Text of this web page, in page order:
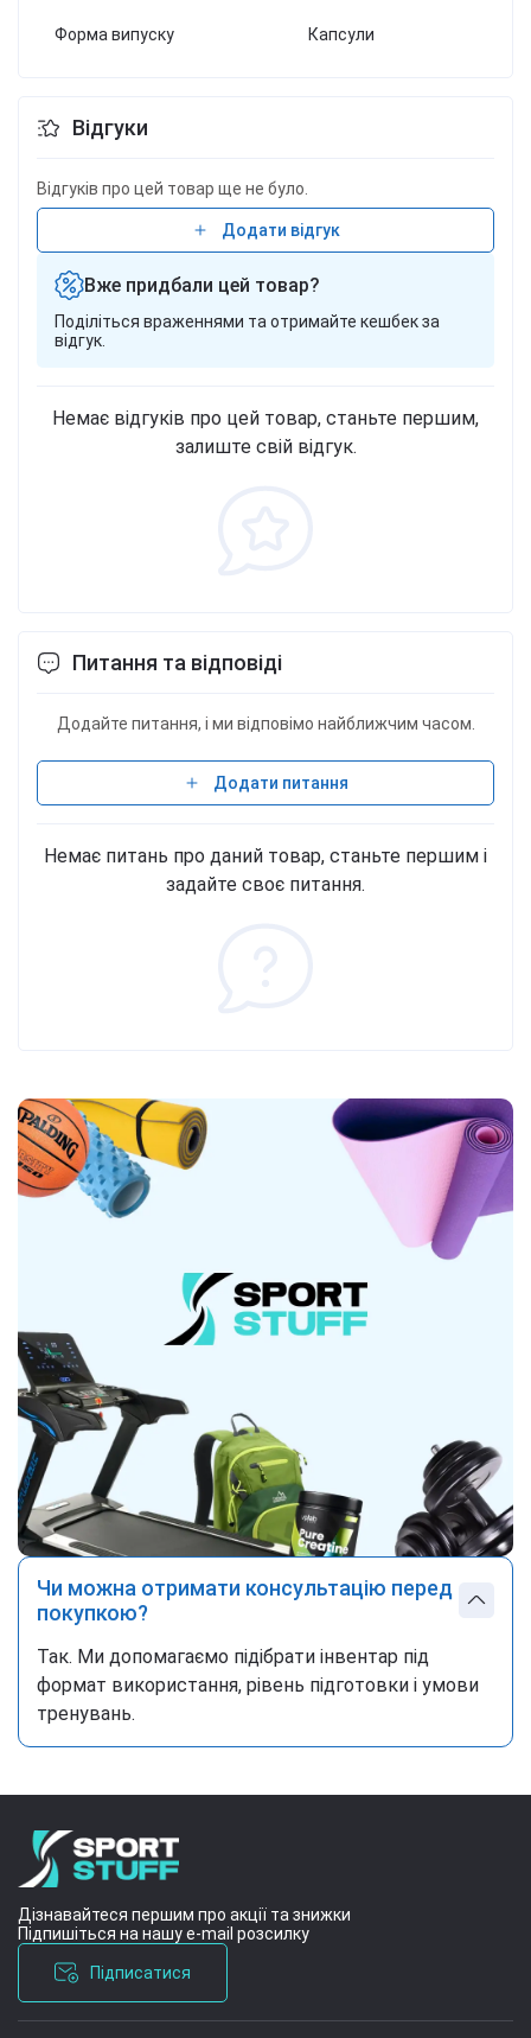
Форма випуску Капсули
Відгуки
Відгуків про цей товар ще не було.
Додати відгук
Вже придбали цей товар?
Поділіться враженнями та отримайте кешбек за
відгук.
Немає відгуків про цей товар, станьте першим,
залиште свій відгук.
Питання та відповіді
Додайте питання, і ми відповімо найближчим часом.
Додати питання
Немає питань про даний товар, станьте першим і
задайте своє питання.
Чи можна отримати консультацію перед
покупкою?
Так. Ми допомагаємо підібрати інвентар під
формат використання, рівень підготовки і умови
тренувань.
Дізнавайтеся першим про акції та знижки
Підпишіться на нашу e-mail розсилку
Підписатися